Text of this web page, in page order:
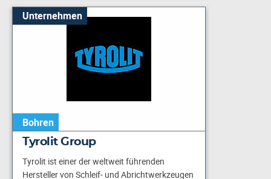
Unternehmen
Bohren
Tyrolit Group
Tyrolit ist einer der weltweit führenden
Hersteller von Schleif- und Abrichtwerkzeugen